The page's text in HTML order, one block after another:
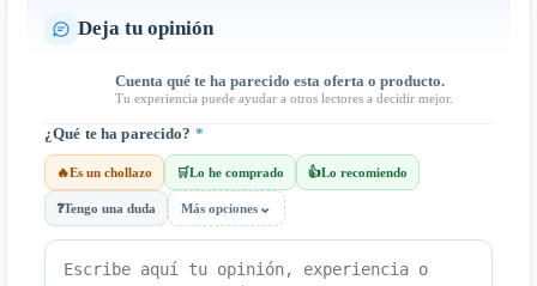
Deja tu opinión
Cuenta qué te ha parecido esta oferta o producto.
Tu experiencia puede ayudar a otros lectores a decidir mejor.
¿Qué te ha parecido? *
🔥Es un chollazo 🛒Lo he comprado 👍Lo recomiendo
❓Tengo una duda Más opciones ⌄